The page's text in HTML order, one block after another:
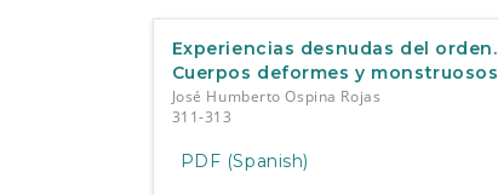
Experiencias desnudas del orden.
Cuerpos deformes y monstruosos
José Humberto Ospina Rojas
311-313
PDF (Spanish)